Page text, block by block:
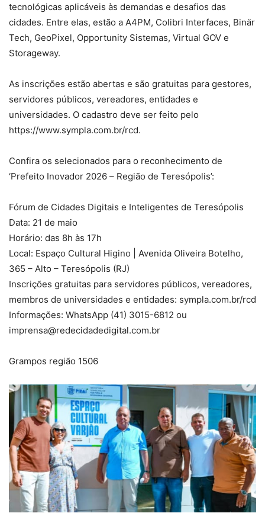
tecnológicas aplicáveis às demandas e desafios das
cidades. Entre elas, estão a A4PM, Colibri Interfaces, Binär
Tech, GeoPixel, Opportunity Sistemas, Virtual GOV e
Storageway.
As inscrições estão abertas e são gratuitas para gestores,
servidores públicos, vereadores, entidades e
universidades. O cadastro deve ser feito pelo
https://www.sympla.com.br/rcd.
Confira os selecionados para o reconhecimento de
‘Prefeito Inovador 2026 – Região de Teresópolis’:
Fórum de Cidades Digitais e Inteligentes de Teresópolis
Data: 21 de maio
Horário: das 8h às 17h
Local: Espaço Cultural Higino | Avenida Oliveira Botelho,
365 – Alto – Teresópolis (RJ)
Inscrições gratuitas para servidores públicos, vereadores,
membros de universidades e entidades: sympla.com.br/rcd
Informações: WhatsApp (41) 3015-6812 ou
imprensa@redecidadedigital.com.br
Grampos região 1506